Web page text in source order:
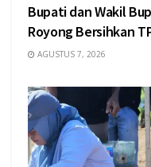
Bupati dan Wakil
Royong Bersihkan
AGUSTUS 7, 2026